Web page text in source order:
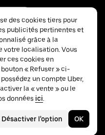
des cookies tiers pour
publicités pertinentes et
grâce à la
votre localisation. Vous
ces cookies en
« Refuser » ci-
un compte Uber,
la « vente » ou le
données ici.
Désactiver l'option OK